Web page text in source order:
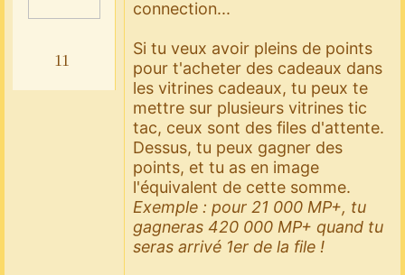
11
connection...
Si tu veux avoir pleins de points
pour t'acheter des cadeaux dans
les vitrines cadeaux, tu peux te
mettre sur plusieurs vitrines tic
tac, ceux sont des files d'attente.
Dessus, tu peux gagner des
points, et tu as en image
l'équivalent de cette somme.
Exemple : pour 21 000 MP+, tu
gagneras 420 000 MP+ quand tu
seras arrivé 1er de la file !